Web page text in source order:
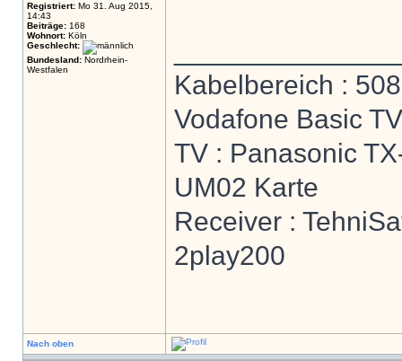
Registriert: Mo 31. Aug 2015,
14:43
Beiträge: 168
Wohnort: Köln
Geschlecht:
Bundesland: Nordrhein-
Westfalen
Kabelbereich :
Vodafone Basic
TV : Panasonic
UM02 Karte
Receiver :
2play200
Nach oben